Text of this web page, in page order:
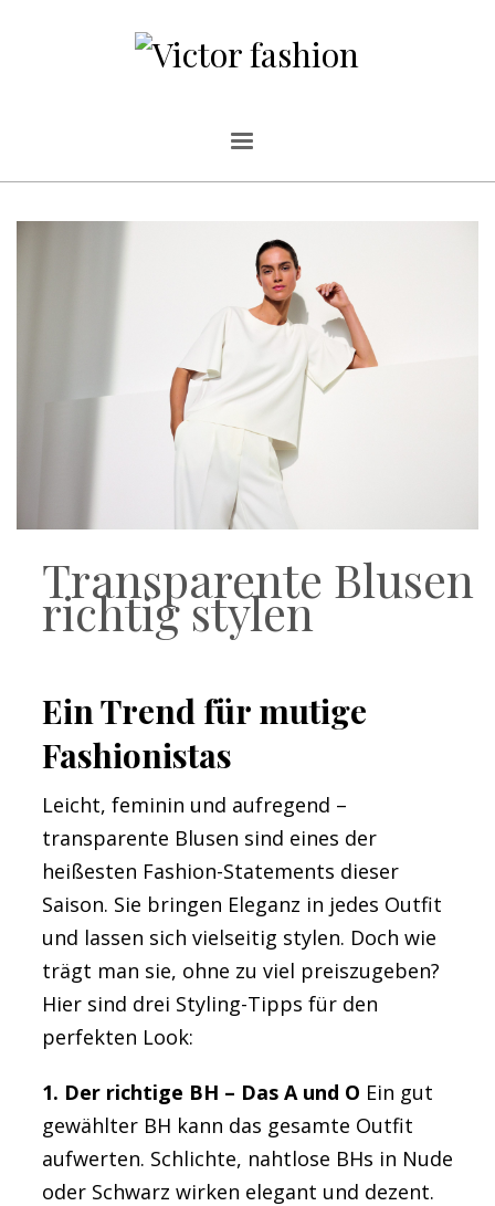
Transparente Blusen
richtig stylen
Ein Trend für mutige
Fashionistas
Leicht, feminin und aufregend –
transparente Blusen sind eines der
heißesten Fashion-Statements dieser
Saison. Sie bringen Eleganz in jedes Outfit
und lassen sich vielseitig stylen. Doch wie
trägt man sie, ohne zu viel preiszugeben?
Hier sind drei Styling-Tipps für den
perfekten Look:
1. Der richtige BH – Das A und O Ein gut
gewählter BH kann das gesamte Outfit
aufwerten. Schlichte, nahtlose BHs in Nude
oder Schwarz wirken elegant und dezent.